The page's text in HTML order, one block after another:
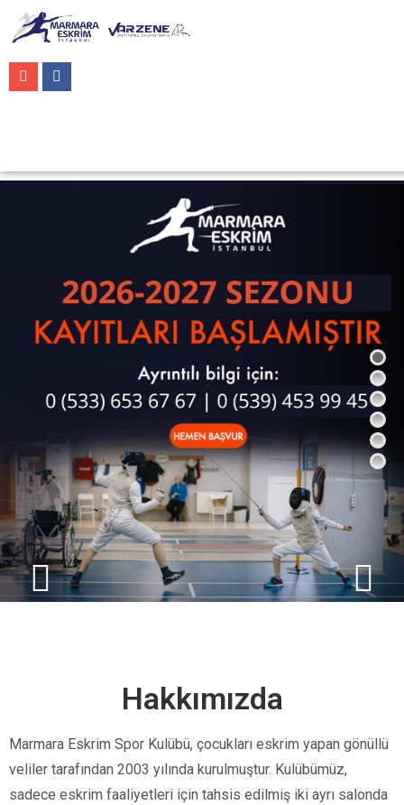
Hakkımızda
Marmara Eskrim Spor Kulübü, çocukları eskrim yapan gönüllü
veliler tarafından 2003 yılında kurulmuştur. Kulübümüz,
sadece eskrim faaliyetleri için tahsis edilmiş iki ayrı salonda